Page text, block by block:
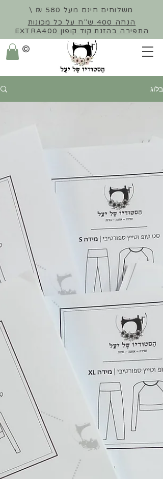
משלוחים חינם מעל 580 ₪ \
הנחה 400 ש"ח על כל מכונות
התפירה בהזנת קוד קופון EXTRA400
©
בלוג